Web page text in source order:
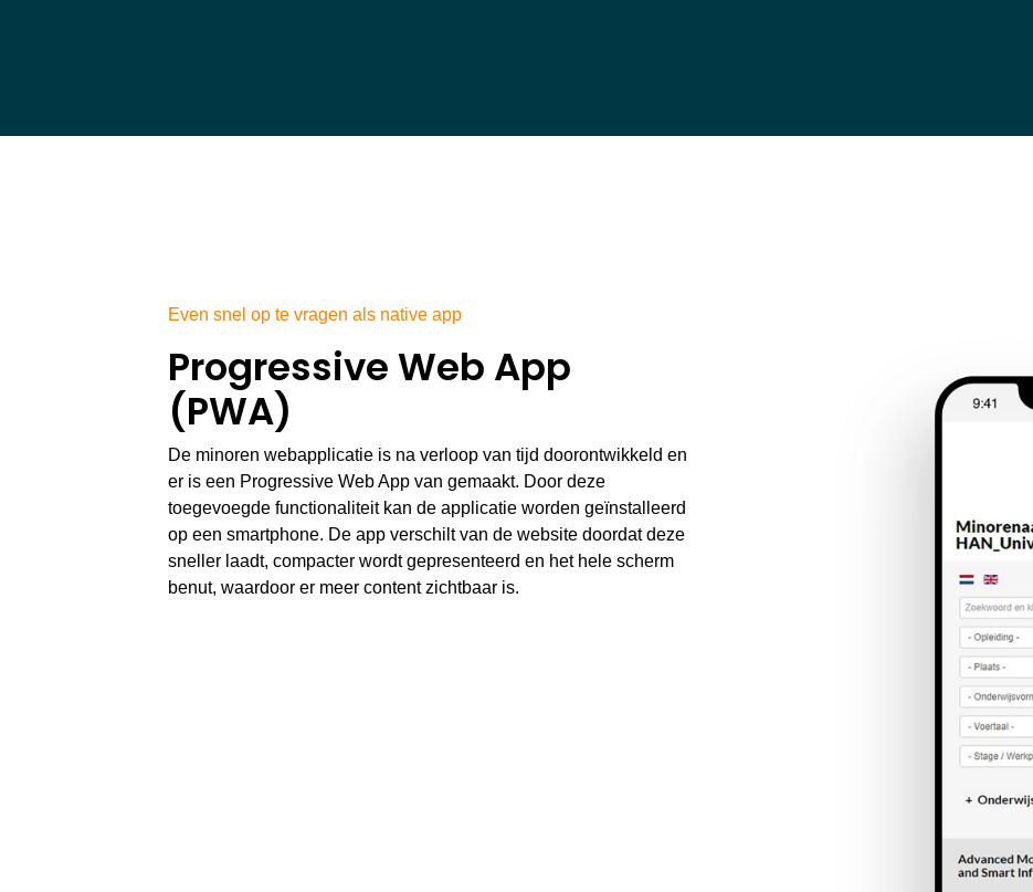
Progressive Web App
(PWA)
De minoren webapplicatie is na verloop van tijd doorontwikkeld en
er is een Progressive Web App van gemaakt. Door deze
toegevoegde functionaliteit kan de applicatie worden geïnstalleerd
op een smartphone. De app verschilt van de website doordat deze
sneller laadt, compacter wordt gepresenteerd en het hele scherm
benut, waardoor er meer content zichtbaar is.